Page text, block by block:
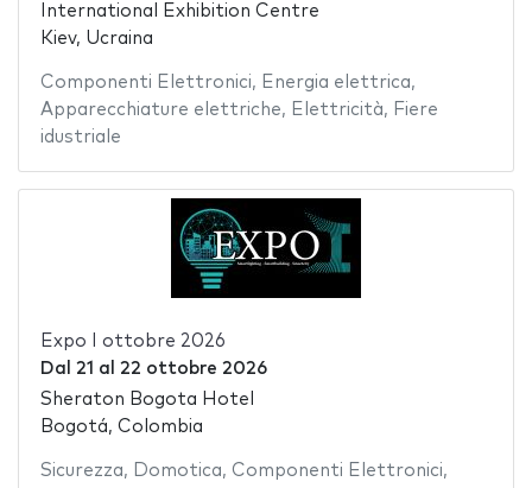
International Exhibition Centre
Kiev, Ucraina
Componenti Elettronici, Energia elettrica,
Apparecchiature elettriche, Elettricità, Fiere
idustriale
Expo I ottobre 2026
Dal 21 al 22 ottobre 2026
Sheraton Bogota Hotel
Bogotá, Colombia
Sicurezza, Domotica, Componenti Elettronici,